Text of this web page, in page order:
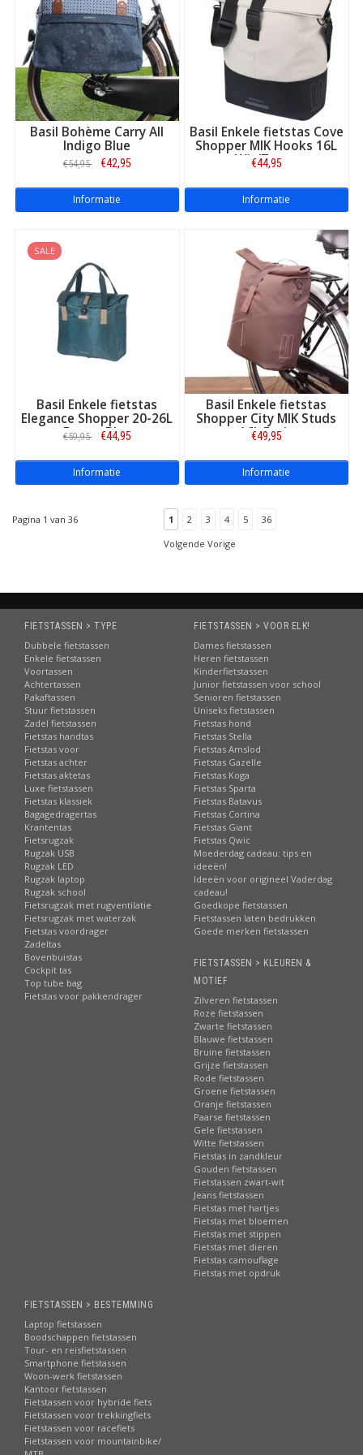
Basil Bohème Carry All
Indigo Blue
€54,95 €42,95
Informatie
Basil Enkele fietstas Cove
Shopper MIK Hooks 16L
Wit/Zwart
€44,95
Informatie
SALE
Basil Enkele fietstas
Elegance Shopper 20-26L
Estate Blue
€59,95 €44,95
Informatie
Basil Enkele fietstas
Shopper City MIK Studs
16L Bruin
€49,95
Informatie
Pagina 1 van 36 1 2 3 4 5
36
Volgende Vorige
FIETSTASSEN > TYPE
Dubbele fietstassen
Enkele fietstassen
Voortassen
Achtertassen
Pakaftassen
Stuur fietstassen
Zadel fietstassen
Fietstas handtas
Fietstas voor
Fietstas achter
Fietstas aktetas
Luxe fietstassen
Fietstas klassiek
Bagagedragertas
Krantentas
Fietsrugzak
Rugzak USB
Rugzak LED
Rugzak laptop
Rugzak school
Fietsrugzak met rugventilatie
Fietsrugzak met waterzak
Fietstas voordrager
Zadeltas
Bovenbuistas
Cockpit tas
Top tube bag
Fietstas voor pakkendrager
FIETSTASSEN > VOOR ELK!
Dames fietstassen
Heren fietstassen
Kinderfietstassen
Junior fietstassen voor school
Senioren fietstassen
Uniseks fietstassen
Fietstas hond
Fietstas Stella
Fietstas Amslod
Fietstas Gazelle
Fietstas Koga
Fietstas Sparta
Fietstas Batavus
Fietstas Cortina
Fietstas Giant
Fietstas Qwic
Moederdag cadeau: tips en
ideeën!
Ideeën voor origineel Vaderdag
cadeau!
Goedkope fietstassen
Fietstassen laten bedrukken
Goede merken fietstassen
FIETSTASSEN > KLEUREN &
MOTIEF
Zilveren fietstassen
Roze fietstassen
Zwarte fietstassen
Blauwe fietstassen
Bruine fietstassen
Grijze fietstassen
Rode fietstassen
Groene fietstassen
Oranje fietstassen
Paarse fietstassen
Gele fietstassen
Witte fietstassen
Fietstas in zandkleur
Gouden fietstassen
Fietstassen zwart-wit
Jeans fietstassen
Fietstas met hartjes
Fietstas met bloemen
Fietstas met stippen
Fietstas met dieren
Fietstas camouflage
Fietstas met opdruk
FIETSTASSEN > BESTEMMING
Laptop fietstassen
Boodschappen fietstassen
Tour- en reisfietstassen
Smartphone fietstassen
Woon-werk fietstassen
Kantoor fietstassen
Fietstassen voor hybride fiets
Fietstassen voor trekkingfiets
Fietstassen voor racefiets
Fietstassen voor mountainbike/